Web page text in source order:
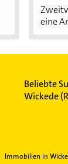
eine
Beliebte
Wickede
Immobilien in